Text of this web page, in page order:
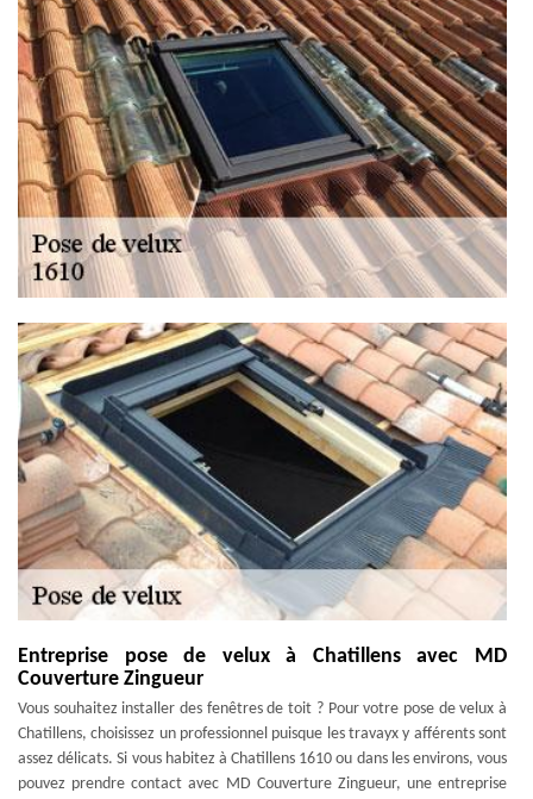
Entreprise pose de velux à Chatillens avec MD
Couverture Zingueur
Vous souhaitez installer des fenêtres de toit ? Pour votre pose de velux à
Chatillens, choisissez un professionnel puisque les travayx y afférents sont
assez délicats. Si vous habitez à Chatillens 1610 ou dans les environs, vous
pouvez prendre contact avec MD Couverture Zingueur, une entreprise